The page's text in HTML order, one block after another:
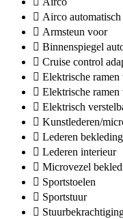
Airco automatisch
Armsteun voor
Binnenspiegel
Cruise control
Elektrische ramen
Elektrische ramen
Elektrisch
Kunstlederen/
Lederen bekleding
Lederen interieur
Microvezel
Sportstoelen
Sportstuur